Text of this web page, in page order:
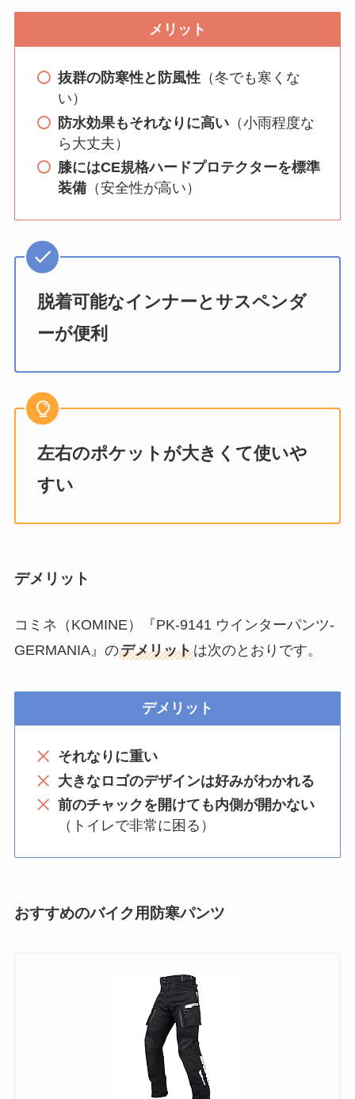
メリット
抜群の防寒性と防風性（冬でも寒くな
い）
防水効果もそれなりに高い（小雨程度な
ら大丈夫）
膝にはCE規格ハードプロテクターを標準
装備（安全性が高い）
脱着可能なインナーとサスペンダ
ーが便利
左右のポケットが大きくて使いや
すい
デメリット
コミネ（KOMINE）『PK-9141 ウインターパンツ-
GERMANIA』のデメリットは次のとおりです。
デメリット
それなりに重い
大きなロゴのデザインは好みがわかれる
前のチャックを開けても内側が開かない
（トイレで非常に困る）
おすすめのバイク用防寒パンツ